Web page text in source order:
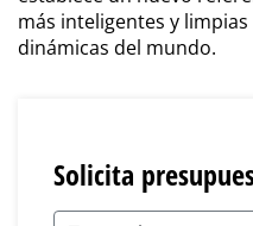
más inteligentes y
dinámicas del mundo.
Solicita